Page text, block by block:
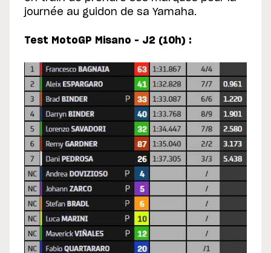
journée au guidon de sa Yamaha.
Test MotoGP Misano – J2 (10h) :